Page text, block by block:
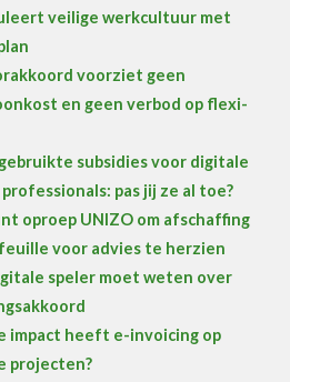
veilige werkcultuur met
voorziet geen
en geen verbod op flexi-
subsidies voor digitale
pas jij ze al toe?
oproep UNIZO om afschaffing
voor advies te herzien
speler moet weten over
impact heeft e-invoicing op
projecten?